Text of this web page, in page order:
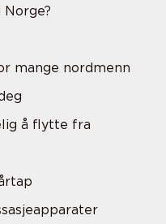
mange nordmenn
å flytte fra